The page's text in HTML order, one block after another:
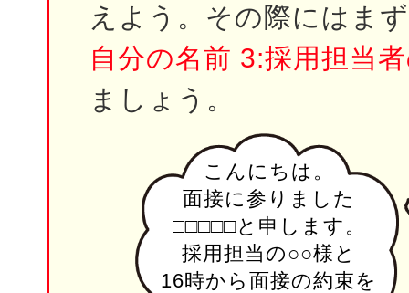
えよう。その際にはま
自分の名前 3:採用担当
ましょう。
こんにちは。
面接に参りました
□□□□□と申します。
採用担当の○○様と
16時から面接の約束を